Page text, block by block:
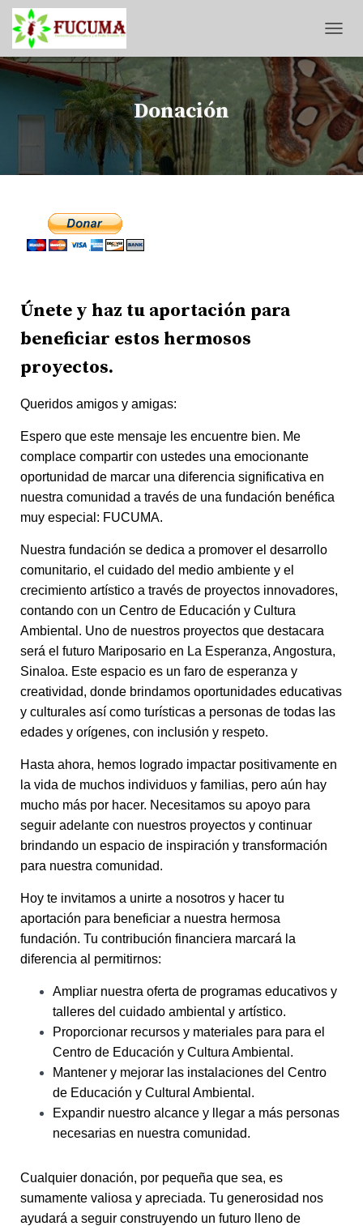
O
G
G
L
E
N
A
V
Donación
Únete y haz tu aportación para
beneficiar estos hermosos
proyectos.
Queridos amigos y amigas:
Espero que este mensaje les encuentre bien. Me
complace compartir con ustedes una emocionante
oportunidad de marcar una diferencia significativa en
nuestra comunidad a través de una fundación benéfica
muy especial: FUCUMA.
Nuestra fundación se dedica a promover el desarrollo
comunitario, el cuidado del medio ambiente y el
crecimiento artístico a través de proyectos innovadores,
contando con un Centro de Educación y Cultura
Ambiental. Uno de nuestros proyectos que destacara
será el futuro Mariposario en La Esperanza, Angostura,
Sinaloa. Este espacio es un faro de esperanza y
creatividad, donde brindamos oportunidades educativas
y culturales así como turísticas a personas de todas las
edades y orígenes, con inclusión y respeto.
Hasta ahora, hemos logrado impactar positivamente en
la vida de muchos individuos y familias, pero aún hay
mucho más por hacer. Necesitamos su apoyo para
seguir adelante con nuestros proyectos y continuar
brindando un espacio de inspiración y transformación
para nuestra comunidad.
Hoy te invitamos a unirte a nosotros y hacer tu
aportación para beneficiar a nuestra hermosa
fundación. Tu contribución financiera marcará la
diferencia al permitirnos:
Ampliar nuestra oferta de programas educativos y
talleres del cuidado ambiental y artístico.
Proporcionar recursos y materiales para para el
Centro de Educación y Cultura Ambiental.
Mantener y mejorar las instalaciones del Centro
de Educación y Cultural Ambiental.
Expandir nuestro alcance y llegar a más personas
necesarias en nuestra comunidad.
Cualquier donación, por pequeña que sea, es
sumamente valiosa y apreciada. Tu generosidad nos
ayudará a seguir construyendo un futuro lleno de